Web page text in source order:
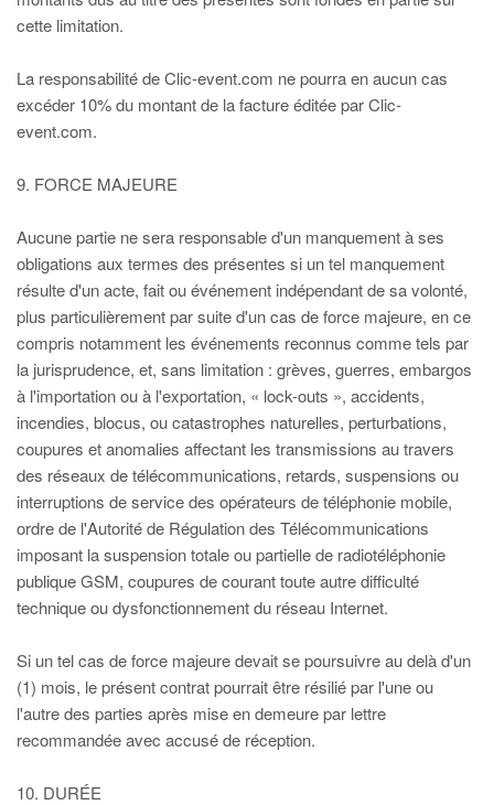
cette limitation.
La responsabilité de Clic-event.com ne pourra en aucun cas
excéder 10% du montant de la facture éditée par Clic-
event.com.
9. FORCE MAJEURE
Aucune partie ne sera responsable d'un manquement à ses
obligations aux termes des présentes si un tel manquement
résulte d'un acte, fait ou événement indépendant de sa volonté,
plus particulièrement par suite d'un cas de force majeure, en ce
compris notamment les événements reconnus comme tels par
la jurisprudence, et, sans limitation : grèves, guerres, embargos
à l'importation ou à l'exportation, « lock-outs », accidents,
incendies, blocus, ou catastrophes naturelles, perturbations,
coupures et anomalies affectant les transmissions au travers
des réseaux de télécommunications, retards, suspensions ou
interruptions de service des opérateurs de téléphonie mobile,
ordre de l'Autorité de Régulation des Télécommunications
imposant la suspension totale ou partielle de radiotéléphonie
publique GSM, coupures de courant toute autre difficulté
technique ou dysfonctionnement du réseau Internet.
Si un tel cas de force majeure devait se poursuivre au delà d'un
(1) mois, le présent contrat pourrait être résilié par l'une ou
l'autre des parties après mise en demeure par lettre
recommandée avec accusé de réception.
10. DURÉE